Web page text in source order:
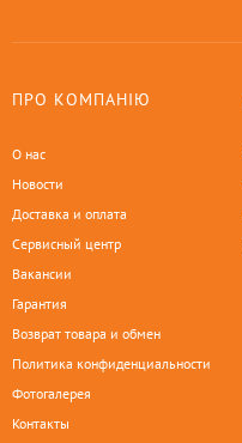
ПРО КОМПАНІЮ
О нас
Новости
Доставка и оплата
Сервисный центр
Вакансии
Гарантия
Возврат товара и обмен
Политика конфиденциальности
Фотогалерея
Контакты